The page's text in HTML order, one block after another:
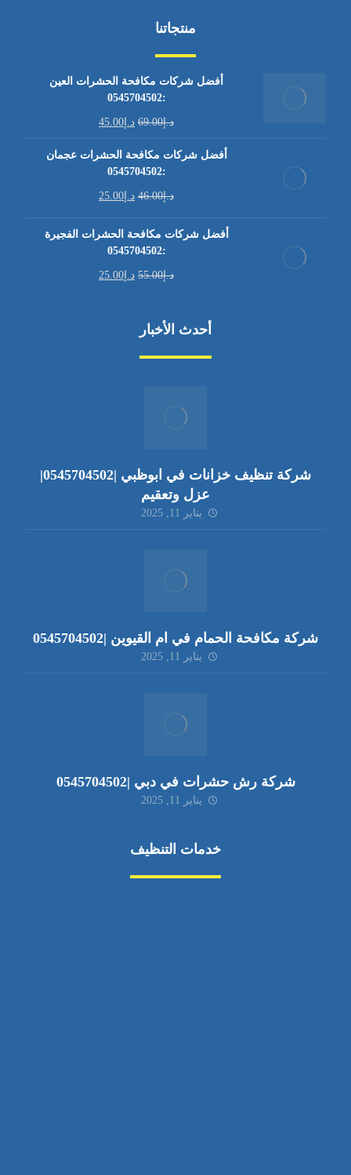
منتجاتنا
أفضل شركات مكافحة الحشرات العين
:0545704502
د.إ69.00 د.إ 45.00
أفضل شركات مكافحة الحشرات عجمان
:0545704502
د.إ46.00 د.إ 25.00
أفضل شركات مكافحة الحشرات الفجيرة
:0545704502
د.إ55.00 د.إ 25.00
أحدث الأخبار
شركة تنظيف خزانات في ابوظبي |0545704502|
عزل وتعقيم
يناير 11, 2025
شركة مكافحة الحمام في ام القيوين |0545704502
يناير 11, 2025
شركة رش حشرات في دبي |0545704502
يناير 11, 2025
خدمات التنظيف